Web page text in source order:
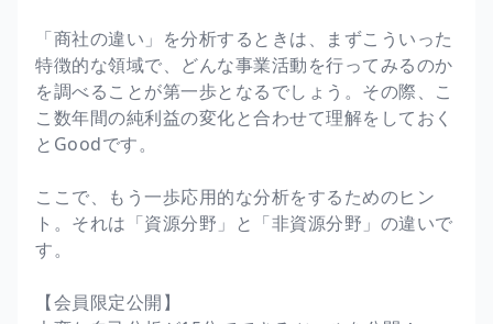
「商社の違い」を分析するときは、まずこういった
特徴的な領域で、どんな事業活動を行ってみるのか
を調べることが第一歩となるでしょう。その際、こ
こ数年間の純利益の変化と合わせて理解をしておく
とGoodです。
ここで、もう一歩応用的な分析をするためのヒン
ト。それは「資源分野」と「非資源分野」の違いで
す。
【会員限定公開】